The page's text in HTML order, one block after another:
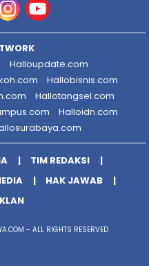
Halloupdate.com
Hallobisnis.com
Hallotangsel.com
Halloidn.com
TIM REDAKSI
HAK JAWAB
- ALL RIGHTS RESERVED